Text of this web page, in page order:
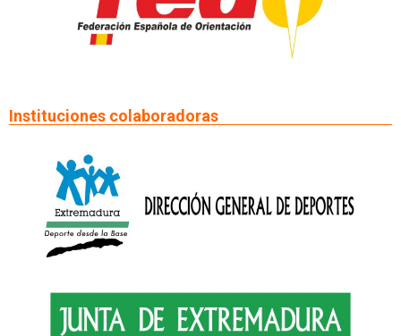
Instituciones colaboradoras